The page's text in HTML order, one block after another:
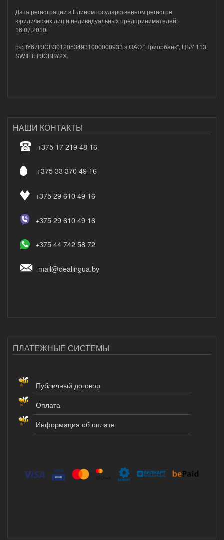
Дата регистрации в Едином государственном регистре
юридических лиц и индивидуальных предпринимателей:
16.07.2010г
р/сBY67PJCB30120534931000000933 в ОАО "Приорбанк", ЦБУ 113,
SWIFT: PJCBBY2X.
НАШИ КОНТАКТЫ
+375 17 219 48 16
+375 33 370 49 16
+375 29 610 49 16
+375 29 610 49 16
+375 44 742 58 72
mail@dealingua.by
ПЛАТЕЖНЫЕ СИСТЕМЫ
Публичный договор
Оплата
Информация об оплате